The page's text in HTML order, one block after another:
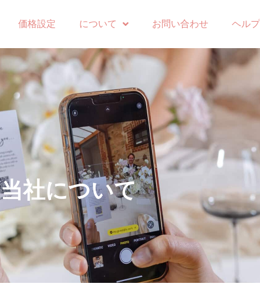
価格設定 について お問い合わせ ヘル
当社について